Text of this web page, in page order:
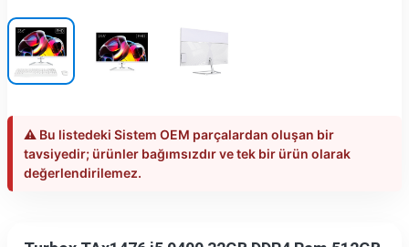
⚠️ Bu listedeki Sistem OEM parçalardan oluşan bir
tavsiyedir; ürünler bağımsızdır ve tek bir ürün olarak
değerlendirilemez.